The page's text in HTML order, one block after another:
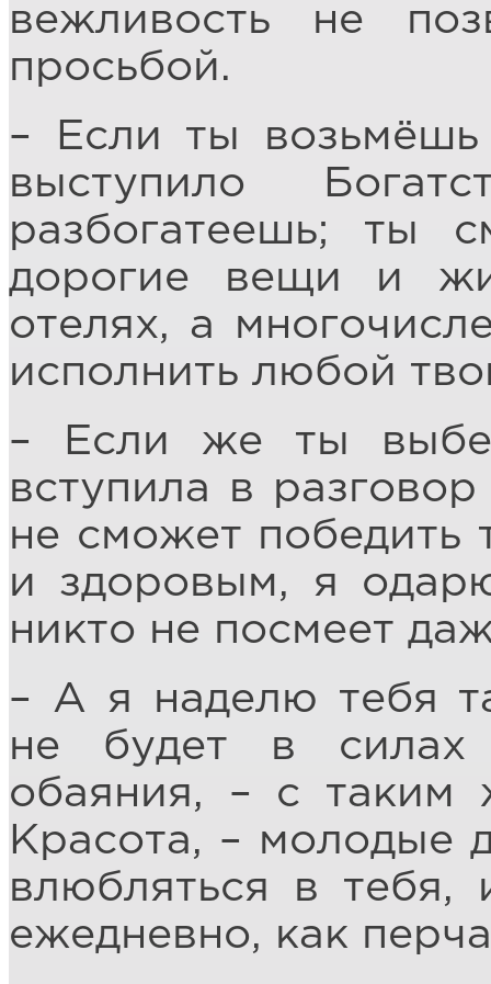
вежливость не
просьбой.
– Если ты
выступило
разбогатеешь; ты
дорогие вещи и
отелях, а
исполнить любой
– Если же ты
вступила в
не сможет победить
и здоровым, я
никто не посмеет
– А я наделю тебя
не будет в силах
обаяния, – с
Красота, – молодые
влюбляться в
ежедневно, как